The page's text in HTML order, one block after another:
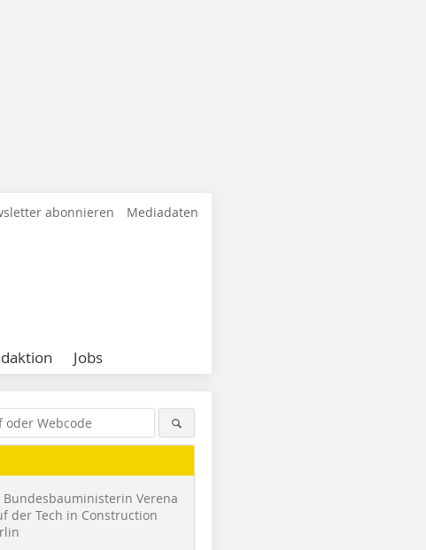
abonnieren Mediadaten
Jobs
Bundesbauministerin Verena
der Tech in Construction